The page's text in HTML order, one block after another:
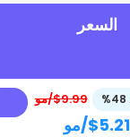
السعر
$9.99/مو
$5.21/مو